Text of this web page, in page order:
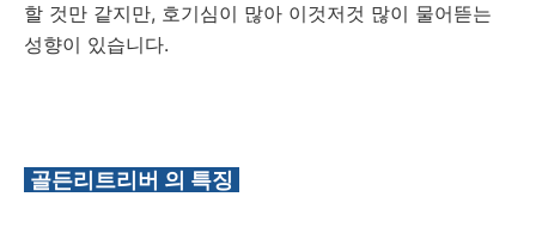
할 것만 같지만, 호기심이 많아 이것저것 많이 물어뜯는
성향이 있습니다.
골든리트리버 의 특징